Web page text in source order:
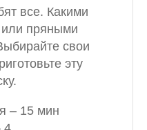
все. Какими
или пряными
свои
эту
– 15 мин